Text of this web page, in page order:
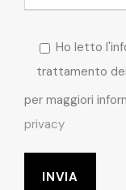
Ho letto
trattamento
per maggiori
privacy